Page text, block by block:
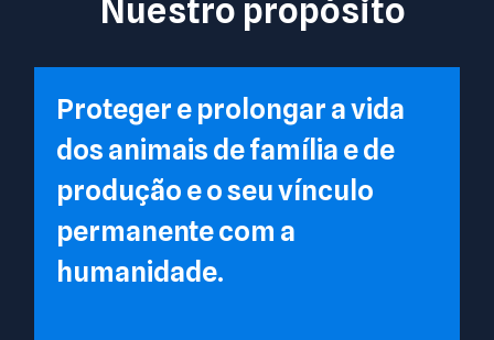
Nuestro propósito
Proteger e prolongar a vida
dos animais de família e de
produção e o seu vínculo
permanente com a
humanidade.